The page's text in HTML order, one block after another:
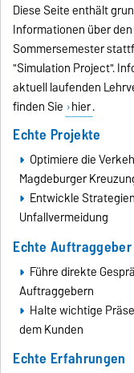
Diese Seite enthält
Informationen über
Sommersemester
"Simulation Project".
aktuell laufenden
finden Sie hier.
Echte Projekte
Optimiere die
Magdeburger
Entwickle
Unfallvermeidung
Echte Auftraggeber
Führe direkte
Auftraggebern
Halte wichtige
dem Kunden
Echte Erfahrungen